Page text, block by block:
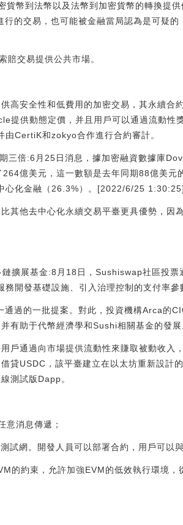
貨幣到法幣以及法幣到加密貨幣的轉換提
的交易，也可能被金融當局認為是可疑
交易提供公共市場。
高安全性和低費用的加密交易，其永續合
提供動態定價，并且用戶可以通過流動性
CertiK和zokyo合作進行合約審計。
三倍:6月25日消息，據加密融資數據庫
億美元，這一數額是去年同期88億美元
心化金融（26.3%）。[2022/6/25 1:30:25]
其他去中心化永續交易平臺更具優勢，因
擴展基金:8月18日，Sushiswap社區投票
開發基礎設施、引入治理控制的支付率參
過的一批提案。對此，投資機構Arca的
有助于代幣經濟學和Sushi相關基金的發
戶通過向市場提供流動性來賺取被動收入
貸USDC，該平臺建立在以太坊重新設計
測試版Dapp。
消息傳遞；
試網。開發人員可以部署合約，用戶可以
的約束，允許加強EVM的低效執行環境，